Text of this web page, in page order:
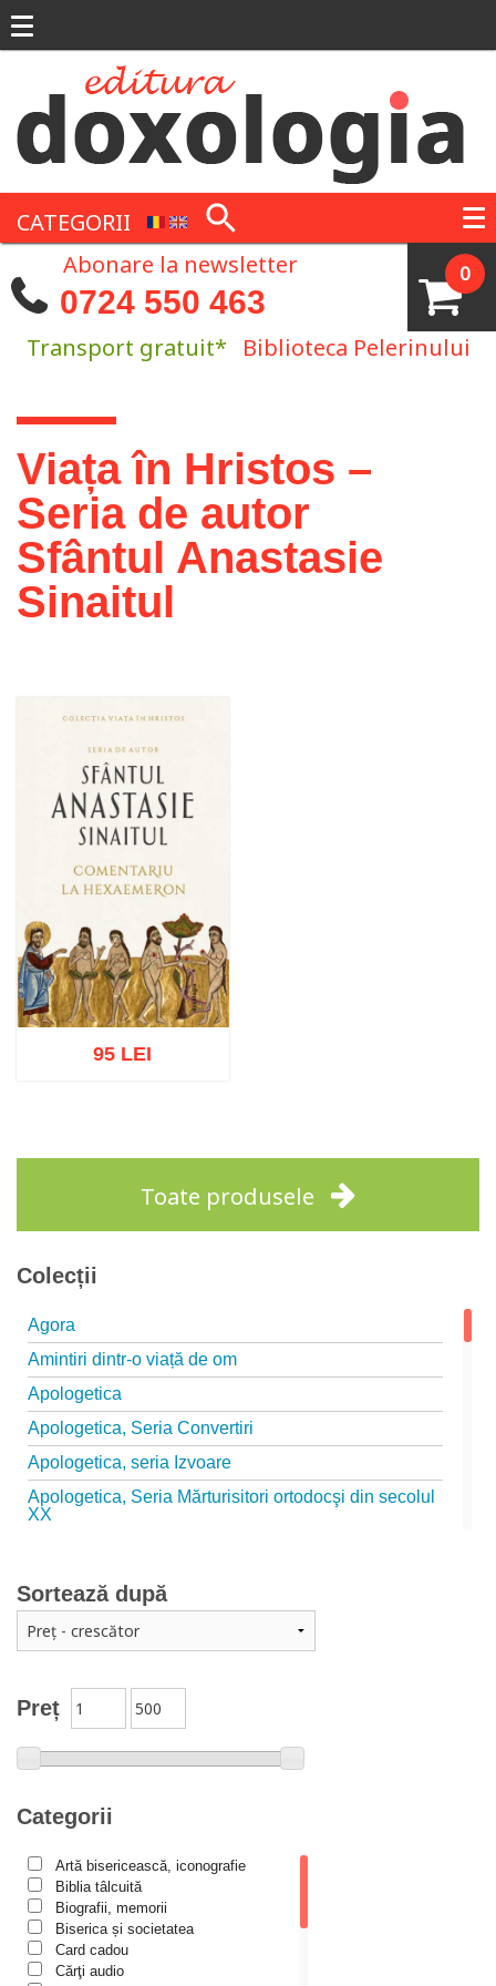
CATEGORII
0
Abonare la newsletter
0724 550 463
Transport gratuit* Biblioteca Pelerinului
Eşti aici
Viața în Hristos –
Seria de autor
Sfântul Anastasie
Sinaitul
95 LEI
Toate produsele
Colecții
Agora
Amintiri dintr-o viață de om
Apologetica
Apologetica, Seria Convertiri
Apologetica, seria Izvoare
Apologetica, Seria Mărturisitori ortodocşi din secolul
XX
Arta creștină
Audio Book-uri
Biblia în actualitate
Biblioteca Paisiană – Seria Antologie psaltică
Biblioteca Paisiană – Seria Scrieri
Biblioteca Paisiana – Seria Studii
Bioetică, Biopolitică
Călăuze duhovnicești
Cartea de povești
Colecția Prichindel
Copii în siguranță
Preț
Categorii
Artă bisericească, iconografie
Biblia tâlcuită
Biografii, memorii
Biserica și societatea
Card cadou
Cărţi audio
Sortează după